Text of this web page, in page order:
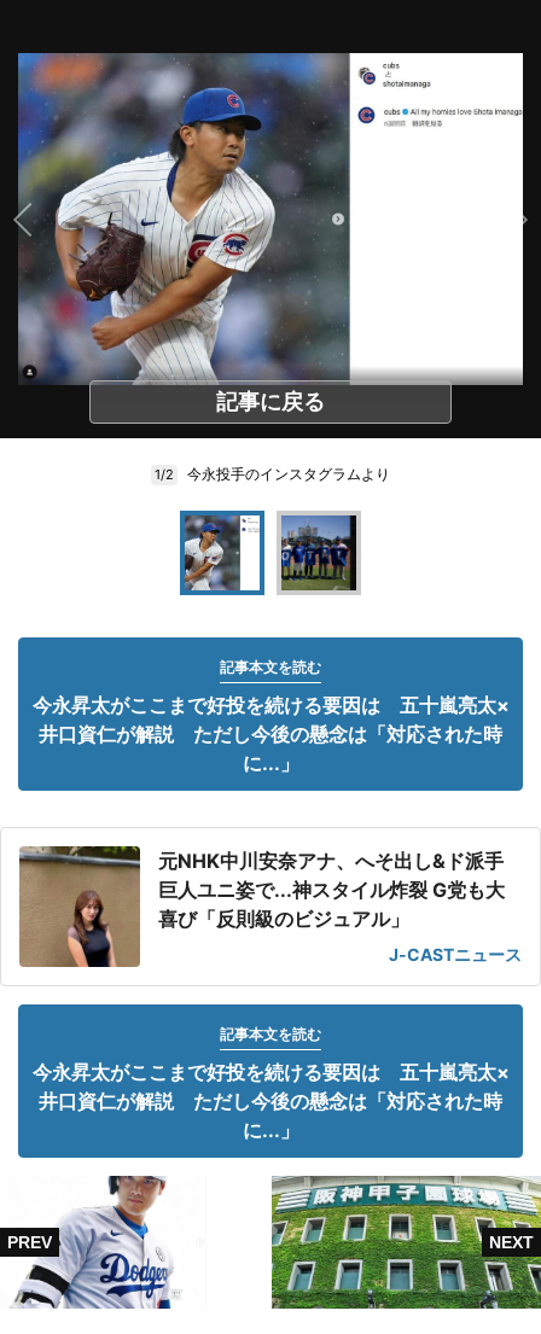
記事に戻る
1/2 今永投手のインスタグラムより
記事本文を読む
今永昇太がここまで好投を続ける要因は 五十嵐亮太×
井口資仁が解説 ただし今後の懸念は「対応された時
に...」
元NHK中川安奈アナ、へそ出し&ド派手
巨人ユニ姿で...神スタイル炸裂 G党も大
喜び「反則級のビジュアル」
J-CASTニュース
記事本文を読む
今永昇太がここまで好投を続ける要因は 五十嵐亮太×
井口資仁が解説 ただし今後の懸念は「対応された時
に...」